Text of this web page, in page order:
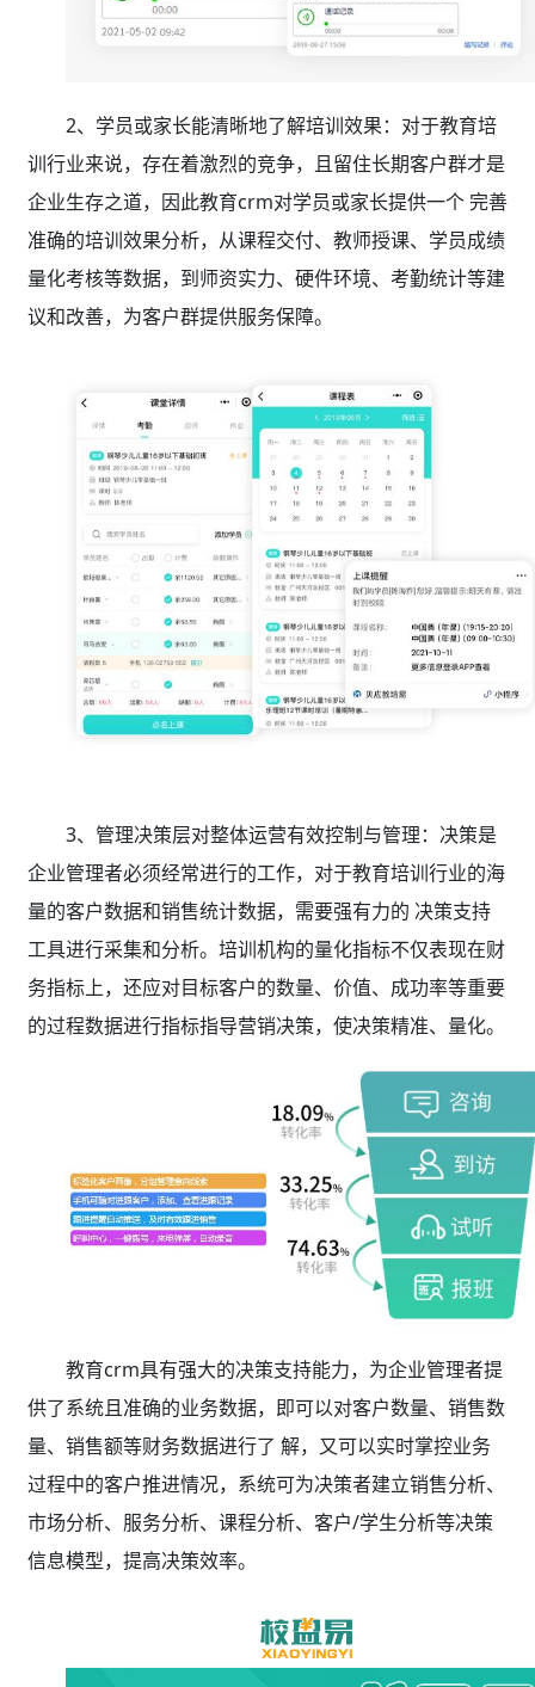
2、学员或家长能清晰地了解培训效果：对于教育培
训行业来说，存在着激烈的竞争，且留住长期客户群才是
企业生存之道，因此教育crm对学员或家长提供一个 完善
准确的培训效果分析，从课程交付、教师授课、学员成绩
量化考核等数据，到师资实力、硬件环境、考勤统计等建
议和改善，为客户群提供服务保障。
3、管理决策层对整体运营有效控制与管理：决策是
企业管理者必须经常进行的工作，对于教育培训行业的海
量的客户数据和销售统计数据，需要强有力的 决策支持
工具进行采集和分析。培训机构的量化指标不仅表现在财
务指标上，还应对目标客户的数量、价值、成功率等重要
的过程数据进行指标指导营销决策，使决策精准、量化。
教育crm具有强大的决策支持能力，为企业管理者提
供了系统且准确的业务数据，即可以对客户数量、销售数
量、销售额等财务数据进行了 解，又可以实时掌控业务
过程中的客户推进情况，系统可为决策者建立销售分析、
市场分析、服务分析、课程分析、客户/学生分析等决策
信息模型，提高决策效率。